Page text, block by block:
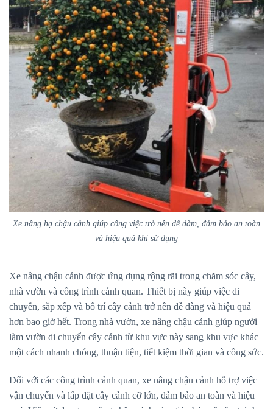
Xe nâng hạ chậu cảnh giúp công việc trở nên dễ dàm, đảm bảo an toàn
và hiệu quả khi sử dụng
Xe nâng chậu cảnh được ứng dụng rộng rãi trong chăm sóc cây,
nhà vườn và công trình cảnh quan. Thiết bị này giúp việc di
chuyển, sắp xếp và bố trí cây cảnh trở nên dễ dàng và hiệu quả
hơn bao giờ hết. Trong nhà vườn, xe nâng chậu cảnh giúp người
làm vườn di chuyển cây cảnh từ khu vực này sang khu vực khác
một cách nhanh chóng, thuận tiện, tiết kiệm thời gian và công sức.
Đối với các công trình cảnh quan, xe nâng chậu cảnh hỗ trợ việc
vận chuyển và lắp đặt cây cảnh cỡ lớn, đảm bảo an toàn và hiệu